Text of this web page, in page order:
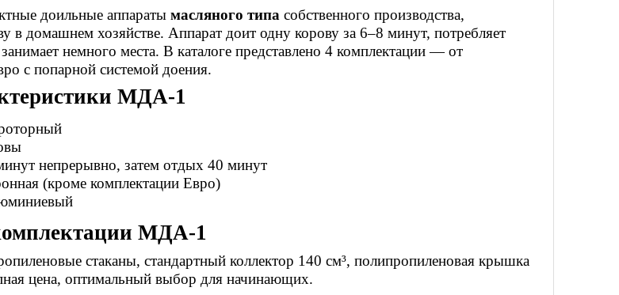
доильные аппаратымасляного типа собственного производства,
в домашнем хозяйстве. Аппарат доит одну корову за 6–8 минут, потребляет
немного места. В каталоге представлено 4 комплектации — от
с попарной системой доения.
МДА-1
непрерывно, затем отдых 40 минут
(кроме комплектации Евро)
МДА-1
стаканы, стандартный коллектор 140 см³, полипропиленовая крышка
цена, оптимальный выбор для начинающих.